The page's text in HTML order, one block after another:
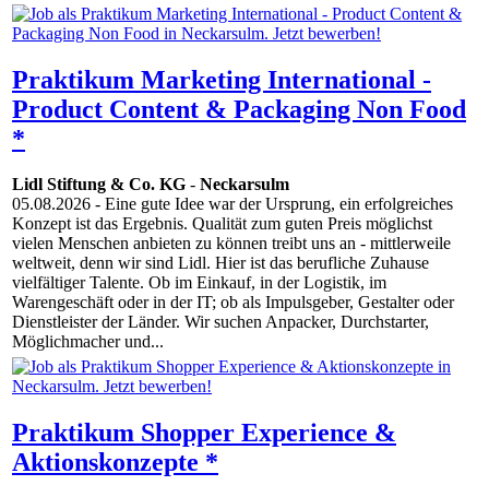
Praktikum Marketing International -
Product Content & Packaging Non Food
*
Lidl Stiftung & Co. KG - Neckarsulm
05.08.2026 - Eine gute Idee war der Ursprung, ein erfolgreiches
Konzept ist das Ergebnis. Qualität zum guten Preis möglichst
vielen Menschen anbieten zu können treibt uns an - mittlerweile
weltweit, denn wir sind Lidl. Hier ist das berufliche Zuhause
vielfältiger Talente. Ob im Einkauf, in der Logistik, im
Warengeschäft oder in der IT; ob als Impulsgeber, Gestalter oder
Dienstleister der Länder. Wir suchen Anpacker, Durchstarter,
Möglichmacher und...
Praktikum Shopper Experience &
Aktionskonzepte *